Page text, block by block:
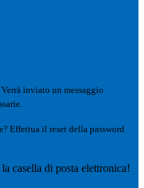
Verrà inviato un messaggio
Effettua il reset della password
casella di posta elettronica!